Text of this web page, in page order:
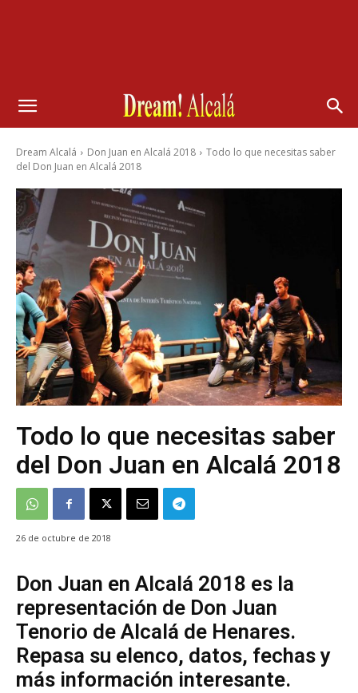
Dream Alcalá Don Juan en Alcalá 2018
Todo lo que necesitas saber
del Don Juan en Alcalá 2018
Todo lo que necesitas saber
del Don Juan en Alcalá 2018
26 de octubre de 2018
Don Juan en Alcalá 2018 es la
representación de Don Juan
Tenorio de Alcalá de Henares.
Repasa su elenco, datos, fechas y
más información interesante.